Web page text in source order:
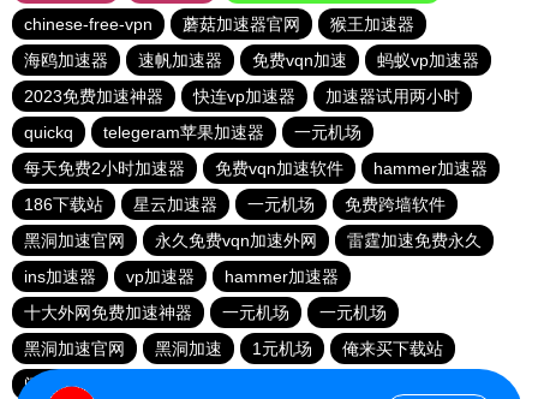
chinese-free-vpn
蘑菇加速器官网
猴王加速器
海鸥加速器
速帆加速器 免费vqn加速
蚂蚁vp加速器
2023免费加速神器
快连vp加速器
加速器试用两小时
quickq
telegeram苹果加速器
一元机场
每天免费2小时加速器
免费vqn加速软件
hammer加速器
186下载站
星云加速器 一元机场
免费跨墙软件
黑洞加速官网
永久免费vqn加速外网
雷霆加速免费永久
ins加速器
vp加速器
hammer加速器
十大外网免费加速神器
一元机场
一元机场
黑洞加速官网
黑洞加速 1元机场
俺来买下载站
闪电猫加速器